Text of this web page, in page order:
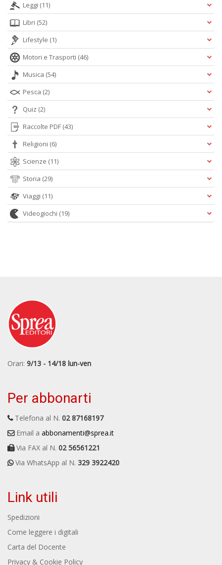
Leggi (11)
Libri (52)
Lifestyle (1)
Motori e Trasporti (46)
Musica (54)
Pesca (2)
Quiz (2)
Raccolte PDF (43)
Religioni (6)
Scienze (11)
Storia (29)
Viaggi (11)
Videogiochi (19)
Orari: 9/13 - 14/18 lun-ven
Per abbonarti
Telefona al N. 02 87168197
Email a abbonamenti@sprea.it
Via FAX al N. 02 56561221
Via WhatsApp al N. 329 3922420
Link utili
Spedizioni
Come leggere i digitali
Carta del Docente
Privacy & Cookie Policy